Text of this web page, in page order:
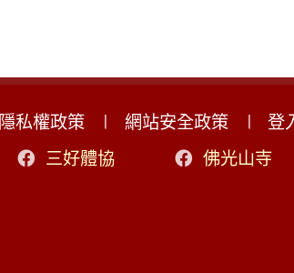
隱私權政策 網站安全政策
登
三好體協 佛光山寺